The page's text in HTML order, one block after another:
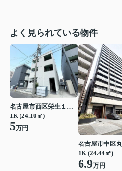
よく見られている物件
名古屋市西区栄生１丁目
1K (24.10㎡)
5万円
1K (24.44㎡)
6.9万円